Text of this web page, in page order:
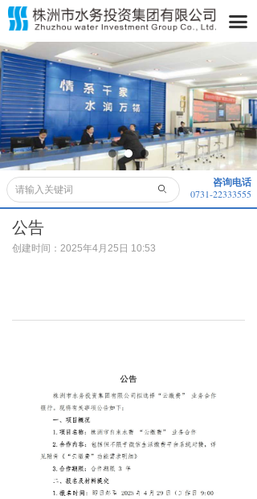
끀
首页
关于我们
水务动态
水务公开
业务领域
便民服务
采购信息
ꄙ
咨询电话
0731-22333555
公告
创建时间： 2025年4月25日 10:53